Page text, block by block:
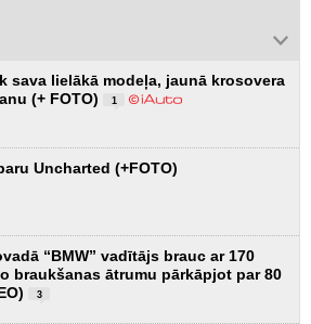
sava lielākā modeļa, jaunā krosovera
(+ FOTO)
1
Uncharted (+FOTO)
“BMW” vadītājs brauc ar 170
braukšanas ātrumu pārkāpjot par 80
3